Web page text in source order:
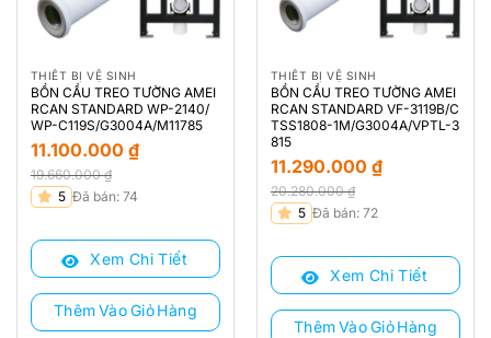
THIẾT BỊ VỆ SINH
BỒN CẦU TREO TƯỜNG AMEI
RCAN STANDARD WP-2140/
WP-C119S/G3004A/M11785
19.660.000₫
Giá
là:
19.660.000 ₫.
11.100.000 ₫
Giá
tại
11.100.000 ₫.
5 Đã bán: 74
Xem Chi Tiết
Thêm Vào Giỏ Hàng
THIẾT BỊ VỆ SINH
BỒN CẦU TREO TƯỜNG AMEI
RCAN STANDARD VF-3119B/C
TSS1808-1M/G3004A/VPTL-3
815
20.280.000₫
Giá
là:
20.280.000 ₫.
11.290.000 ₫
Giá
tại
11.290.000 ₫.
5 Đã bán: 72
Xem Chi Tiết
Thêm Vào Giỏ Hàng